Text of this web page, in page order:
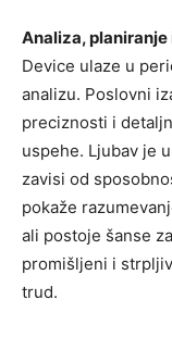
Analiza,
Device ulaze u
analizu. Poslovni
preciznosti i
uspehe. Ljubav je
zavisi od
pokaže
ali postoje šanse
promišljeni i
trud.